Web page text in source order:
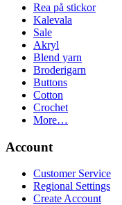
Rea på stickor
Kalevala
Sale
Akryl
Blend yarn
Broderigarn
Buttons
Cotton
Crochet
More…
Account
Customer Service
Regional Settings
Create Account